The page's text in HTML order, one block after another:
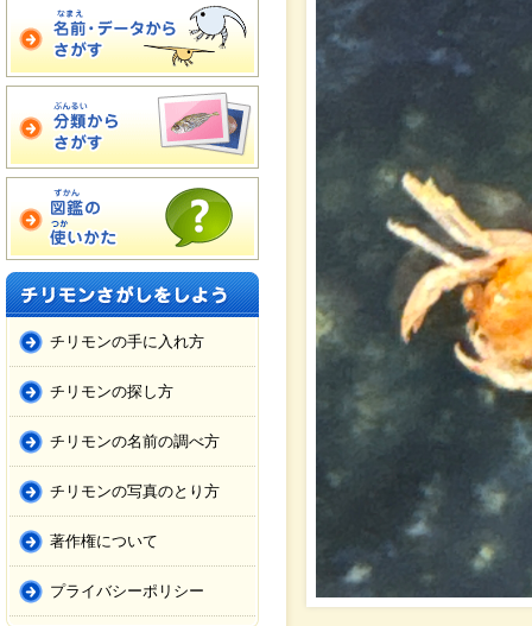
チリモンの手に入れ方
チリモンの探し方
チリモンの名前の調べ方
チリモンの写真のとり方
著作権について
プライバシーポリシー